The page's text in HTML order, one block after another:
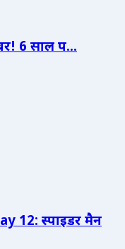
6 साल प...
12: स्पाइडर मैन